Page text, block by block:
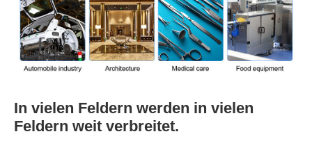
In vielen Feldern werden in vielen
Feldern weit verbreitet.